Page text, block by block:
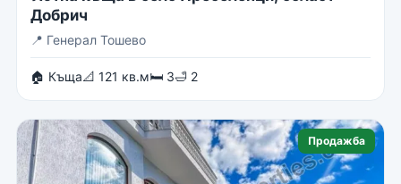
Добрич
📍 Генерал Тошево
🏠 Къща📐 121 кв.м🛏 3🛁 2
Продажба